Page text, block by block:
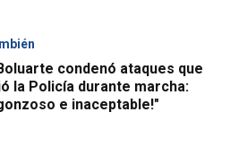
condenó ataques que
la Policía durante marcha:
e inaceptable!"